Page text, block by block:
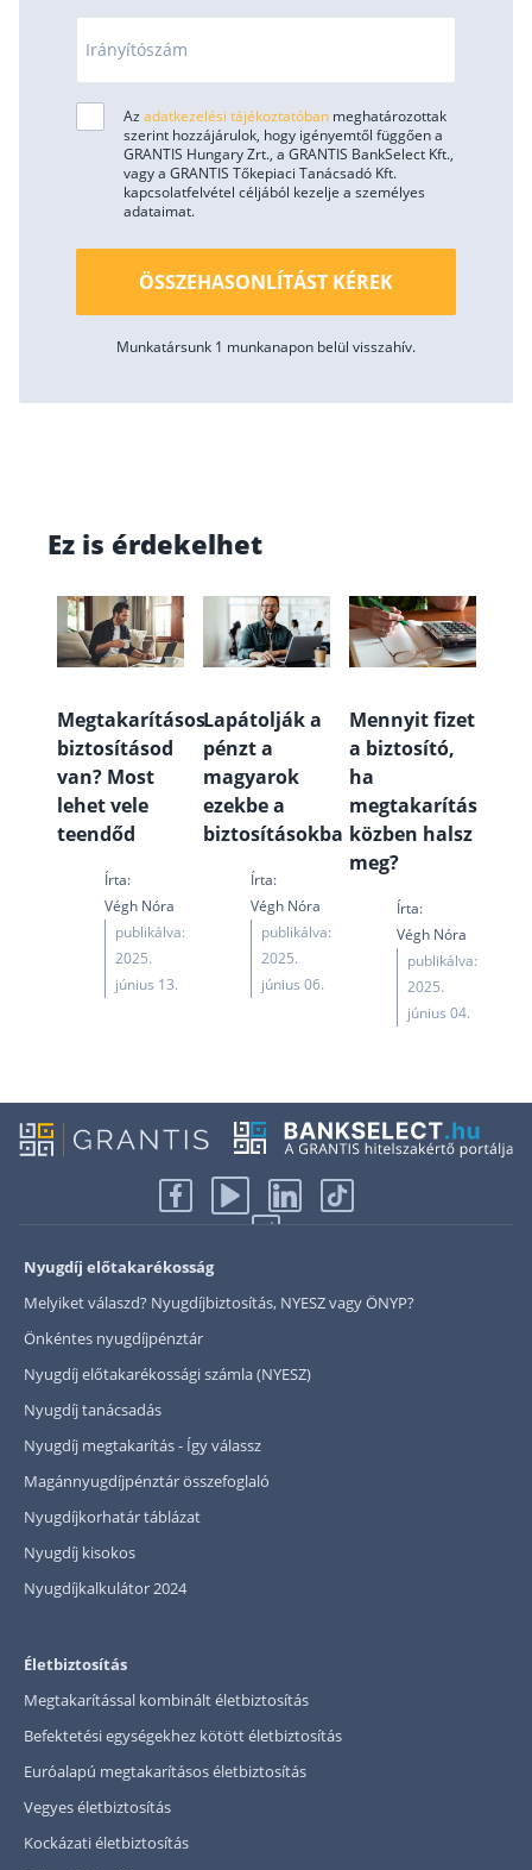
Irányítószám
Az adatkezelési tájékoztatóban meghatározottak
szerint hozzájárulok, hogy igényemtől függően a
GRANTIS Hungary Zrt., a GRANTIS BankSelect Kft.,
vagy a GRANTIS Tőkepiaci Tanácsadó Kft.
kapcsolatfelvétel céljából kezelje a személyes
adataimat.
ÖSSZEHASONLÍTÁST KÉREK
Munkatársunk 1 munkanapon belül visszahív.
Ez is érdekelhet
Megtakarításos
biztosításod
van? Most
lehet vele
teendőd
Írta:
Végh Nóra
publikálva:
2025.
június 13.
Lapátolják a
pénzt a
magyarok
ezekbe a
biztosításokba
Írta:
Végh Nóra
publikálva:
2025.
június 06.
Mennyit fizet
a biztosító,
ha
megtakarítás
közben halsz
meg?
Írta:
Végh Nóra
publikálva:
2025.
június 04.
Nyugdíj előtakarékosság
Melyiket válaszd? Nyugdíjbiztosítás, NYESZ vagy ÖNYP?
Önkéntes nyugdíjpénztár
Nyugdíj előtakarékossági számla (NYESZ)
Nyugdíj tanácsadás
Nyugdíj megtakarítás - Így válassz
Magánnyugdíjpénztár összefoglaló
Nyugdíjkorhatár táblázat
Nyugdíj kisokos
Nyugdíjkalkulátor 2024
Életbiztosítás
Megtakarítással kombinált életbiztosítás
Befektetési egységekhez kötött életbiztosítás
Euróalapú megtakarításos életbiztosítás
Vegyes életbiztosítás
Kockázati életbiztosítás